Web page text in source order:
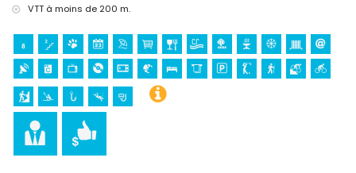
VTT à moins de 200 m.